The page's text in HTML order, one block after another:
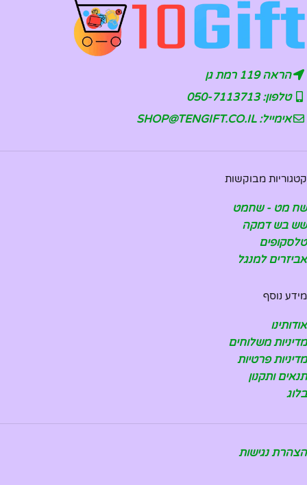
הראה 119 רמת גן
טלפון: 050-7113713
אימייל: SHOP@TENGIFT.CO.IL
קטגוריות מבוקשות
שח מט - שחמט
שש בש דמקה
טלסקופים
אביזרים למנגל
מידע נוסף
אודותינו
מדיניות משלוחים
מדיניות פרטיות
תנאים ותקנון
בלוג
הצהרת נגישות